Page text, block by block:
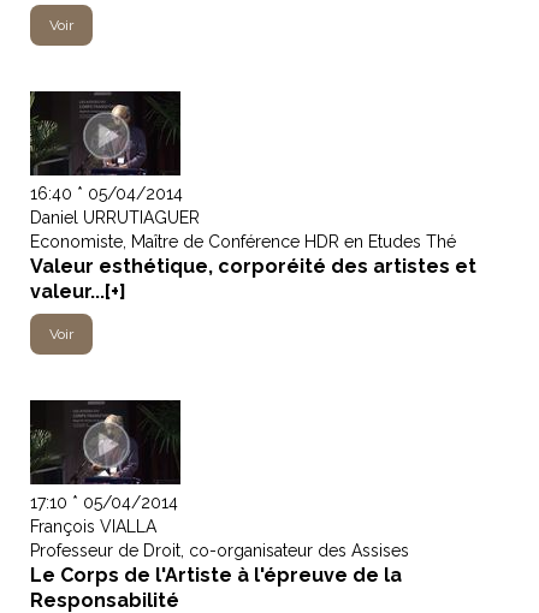
Voir
16:40 * 05/04/2014
Daniel URRUTIAGUER
Economiste, Maître de Conférence HDR en Etudes Thé
Valeur esthétique, corporéité des artistes et
valeur...[+]
Voir
17:10 * 05/04/2014
François VIALLA
Professeur de Droit, co-organisateur des Assises
Le Corps de l'Artiste à l'épreuve de la
Responsabilité